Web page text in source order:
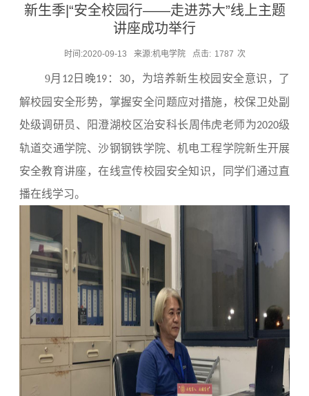
新生季|“安全校园行——走进苏大”线上主题
讲座成功举行
时间:2020-09-13 来源:机电学院 点击: 1787 次
9月 12日晚19 ： 30，为培养新生校园安全意识，了
解校园安全形势，掌握安全问题应对措施，校保卫处副
处级调研员、阳澄湖校区治安科长周伟虎老师为2020级
轨道交通学院、沙钢钢铁学院、机电工程学院新生开展
安全教育讲座，在线宣传校园安全知识，同学们通过直
播在线学习。